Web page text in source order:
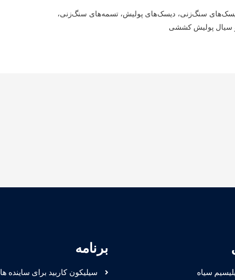
دیسک‌های سنگ‌زنی، دیسک‌های پولیش، تسمه‌های سنگ‌زنی،
سیال پولیش کششی
سیاه
برنامه
سیلیکون کاربید برای ساینده ها